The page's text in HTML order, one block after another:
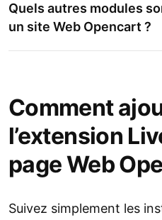
Quels autres modules
un site Web Opencart ?
Comment
l’extension
page Web
Suivez simplement les